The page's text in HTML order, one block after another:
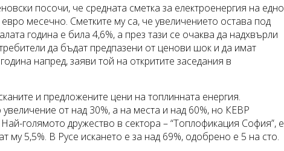
посочи, че средната сметка за електроенергия на едно
месечно. Сметките му са, че увеличението остава под
година е била 4,6%, а през тази се очаква да надхвърли
да бъдат предпазени от ценови шок и да имат
напред, заяви той на откритите заседания в
и предложените цени на топлинната енергия.
от над 30%, а на места и над 60%, но КЕВР
голямото дружество в сектора – “Топлофикация София”, е
му 5,5%. В Русе искането е за над 69%, одобрено е 5 на сто.